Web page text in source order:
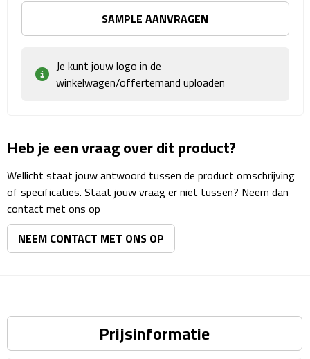
Reiskussens
Reissetjes
Auto Accessoires
Auto luchtverfrissers
Auto onderhoud
Auto organizers
IJskrabbers
Parkeerschijven
SAMPLE AANVRAGEN
Je kunt jouw logo in de
winkelwagen/offertemand uploaden
Heb je een vraag over dit product?
Wellicht staat jouw antwoord tussen de product omschrijving
of specificaties. Staat jouw vraag er niet tussen? Neem dan
contact met ons op
NEEM CONTACT MET ONS OP
Prijsinformatie